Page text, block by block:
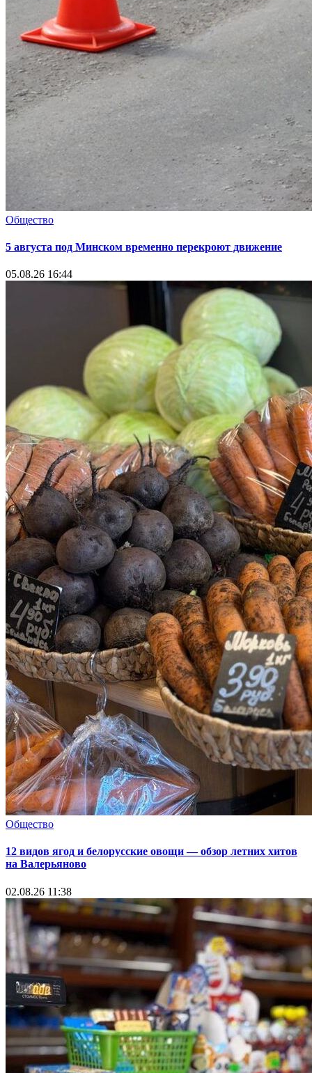
Общество
5 августа под Минском временно перекроют движение
05.08.26 16:44
Общество
12 видов ягод и белорусские овощи — обзор летних хитов
на Валерьяново
02.08.26 11:38